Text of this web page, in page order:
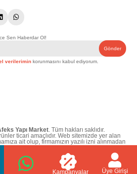
Sen Haberdar Ol!
Gönder
verilerimin korunmasını kabul ediyorum.
Yapı Market. Tüm hakları saklıdır.
ticari amaçlıdır. Web sitemizde yer alan
ait olup, firmamızın yazılı izni alınmadan
kopyalanamaz, kaynak gösterilemez ve
İçeriklerin izin alınmadan kopyalanması ve
Fikir ve Sanat Eserleri Yasasına göre suçtur.
Kampanyalar Üye Girişi